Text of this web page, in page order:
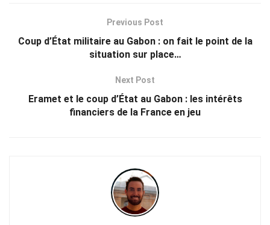
Previous Post
Coup d’État militaire au Gabon : on fait le point de la
situation sur place…
Next Post
Eramet et le coup d’État au Gabon : les intérêts
financiers de la France en jeu